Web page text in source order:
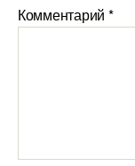
Комментарий *